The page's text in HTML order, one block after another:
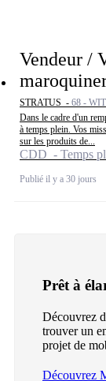
Vendeur /
STRATUS - 68 -
Dans le cadre d'un
à temps plein. Vos
sur les produits de...
CDD - Temps
Publié il y a 30 jours
Prêt à
Découvrez
trouver un
projet de
Découvrez